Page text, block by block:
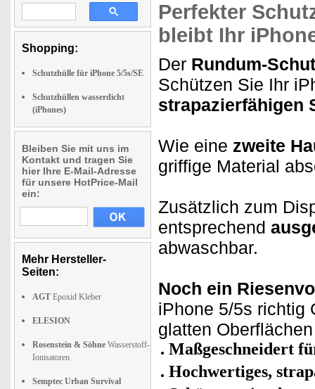
Shopping:
Schutzhülle für iPhone 5/5s/SE
Schutzhüllen wasserdicht
(iPhones)
Bleiben Sie mit uns im
Kontakt und tragen Sie
hier Ihre E-Mail-Adresse
für unsere HotPrice-Mail
ein:
Mehr Hersteller-
Seiten:
AGT Epoxid Kleber
ELESION
Rosenstein & Söhne Wasserstoff-
Ionisatoren
Semptec Urban Survival
Perfekter
bleibt Ihr
Der Rundum-
Schützen Sie Ihr
strapazierfähigen
Wie eine zweite
griffige Material
Zusätzlich zum
entsprechend
abwaschbar.
Noch ein
iPhone 5/5s richtig
glatten
Maßgeschneidert
Hochwertiges,